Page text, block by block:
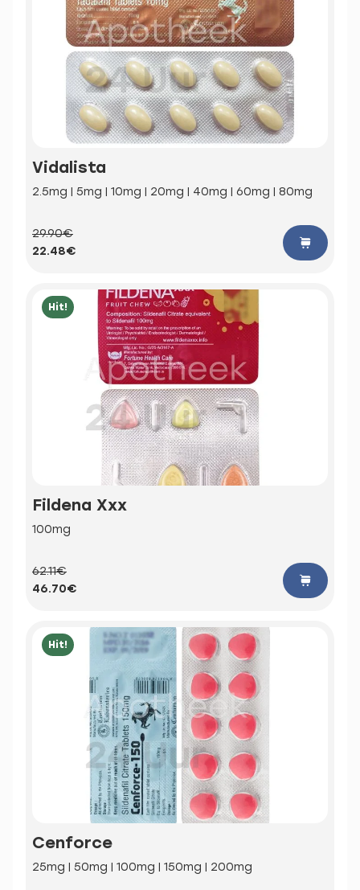
Vidalista
2.5mg | 5mg | 10mg | 20mg | 40mg | 60mg | 80mg
29.90€
22.48€
Hit!
Fildena Xxx
100mg
62.11€
46.70€
Hit!
Cenforce
25mg | 50mg | 100mg | 150mg | 200mg